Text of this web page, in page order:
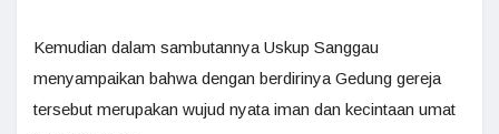
Kemudian dalam sambutannya Uskup Sanggau
menyampaikan bahwa dengan berdirinya Gedung gereja
tersebut merupakan wujud nyata iman dan kecintaan umat